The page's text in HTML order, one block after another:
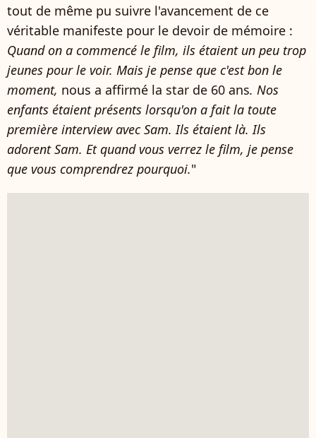
tout de même pu suivre l'avancement de ce
véritable manifeste pour le devoir de mémoire :
Quand on a commencé le film, ils étaient un peu trop
jeunes pour le voir. Mais je pense que c'est bon le
moment, nous a affirmé la star de 60 ans. Nos
enfants étaient présents lorsqu'on a fait la toute
première interview avec Sam. Ils étaient là. Ils
adorent Sam. Et quand vous verrez le film, je pense
que vous comprendrez pourquoi."